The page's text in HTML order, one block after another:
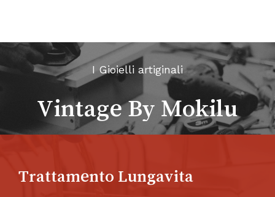
I Gioielli artiginali
Vintage By Mokilu
Trattamento Lungavita